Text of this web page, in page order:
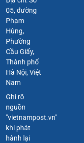
05, đường
Phạm
Hùng,
Phường
Cầu Giấy,
Thành phố
Hà Nội, Việt
Nam
Ghi rõ
nguồn
"vietnampost.vn"
khi phát
hành lại